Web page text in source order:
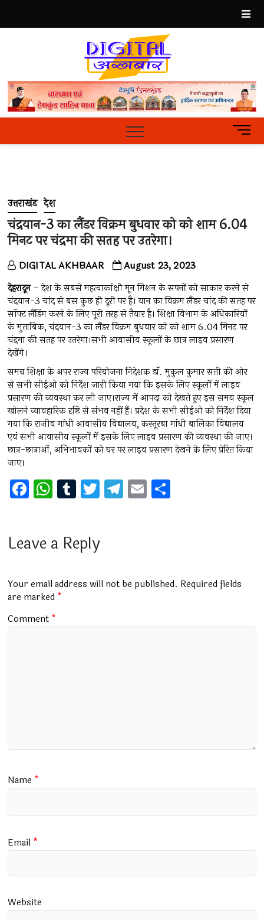
content
Hindi
News
PortalM
e
t
o
उत्तराखंड देश
चंद्रयान-3 का लैंडर विक्रम बुधवार को को शाम 6.04
मिनट पर चंद्रमा की सतह पर उतरेगा।
DIGITAL AKHBAAR August 23, 2023
देहरादून– देश के सबसे महत्वाकांक्षी मून मिशन के सपनों को साकार करने से
चंद्रयान-3 चांद से बस कुछ ही दूरी पर है। यान का विक्रम लैंडर चांद की सतह पर
सॉफ्ट लैंडिंग करने के लिए पूरी तरह से तैयार है। शिक्षा विभाग के अधिकारियों
के मुताबिक, चंद्रयान-3 का लैंडर विक्रम बुधवार को को शाम 6.04 मिनट पर
चंद्रमा की सतह पर उतरेगा।सभी आवासीय स्कूलों के छात्र लाइव प्रसारण
देखेंगे।
समग्र शिक्षा के अपर राज्य परियोजना निदेशक डाॅ. मुकुल कुमार सती की ओर
से सभी सीईओ को निर्देश जारी किया गया कि इसके लिए स्कूलों में लाइव
प्रसारण की व्यवस्था कर ली जाए।राज्य में आपदा को देखते हुए इस समय स्कूल
खोलने व्यावहारिक दृष्टि से संभव नहीं हैं। प्रदेश के सभी सीईओ को निर्देश दिया
गया कि राजीव गांधी आवासीय विद्यालय, कस्तूरबा गांधी बालिका विद्यालय
एवं सभी आवासीय स्कूलों में इसके लिए लाइव प्रसारण की व्यवस्था की जाए।
छात्र-छात्राओं, अभिभावकों को घर पर लाइव प्रसारण देखने के लिए प्रेरित किया
जाए।
F
a
b
o
k
W
h
s
p
p
T
u
bl
T
wi
er
T
el
m
E
m
Leave a Reply
Your email address will not be published. Required fields
are marked *
Comment *
Name *
Email *
Website